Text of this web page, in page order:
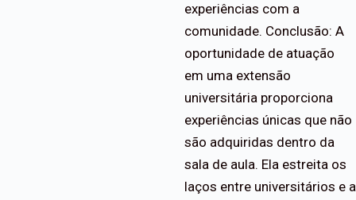
experiências com a
comunidade. Conclusão: A
oportunidade de atuação
em uma extensão
universitária proporciona
experiências únicas que não
são adquiridas dentro da
sala de aula. Ela estreita os
laços entre universitários e a